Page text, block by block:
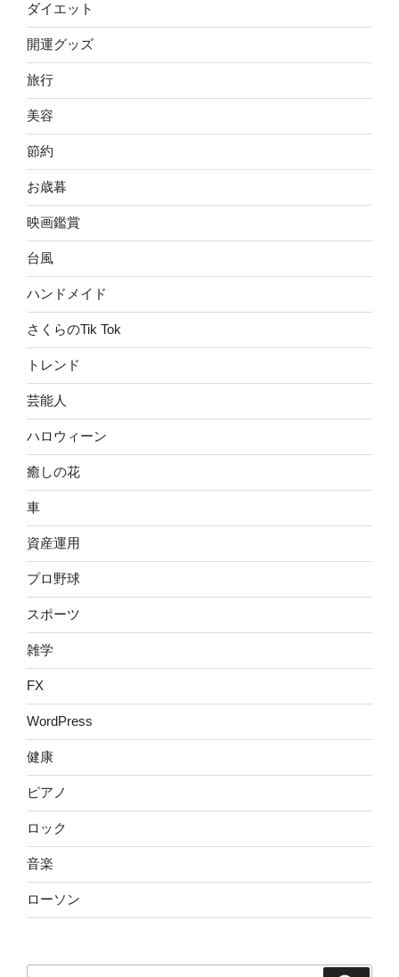
ダイエット
開運グッズ
旅行
美容
節約
お歳暮
映画鑑賞
台風
ハンドメイド
さくらのTik Tok
トレンド
芸能人
ハロウィーン
癒しの花
車
資産運用
プロ野球
スポーツ
雑学
FX
WordPress
健康
ピアノ
ロック
音楽
ローソン